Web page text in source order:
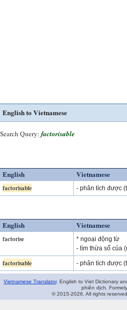
English to Vietnamese
Search Query: factorisable
English Vietnamese
factorisable - phân tích được
English Vietnamese
factorise
* ngoại động từ
- tìm thừa số của
factorisable - phân tích được
Vietnamese Translator. English to Viet Dictionary
phiên dịch.
© 2015-2026. All rights reserved.